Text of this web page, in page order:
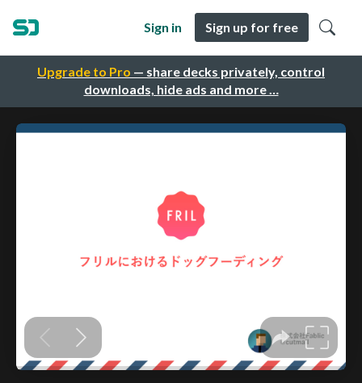
Upgrade to Pro — share decks privately, control
downloads, hide ads and more …
Sign in Sign up for free